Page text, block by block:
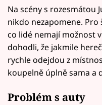
Na scény s rozesmátou
nikdo nezapomene. Pro
co lidé nemají možnost
dohodli, že jakmile
rychle odejdou z
koupelně úplně sama a
Problém s auty